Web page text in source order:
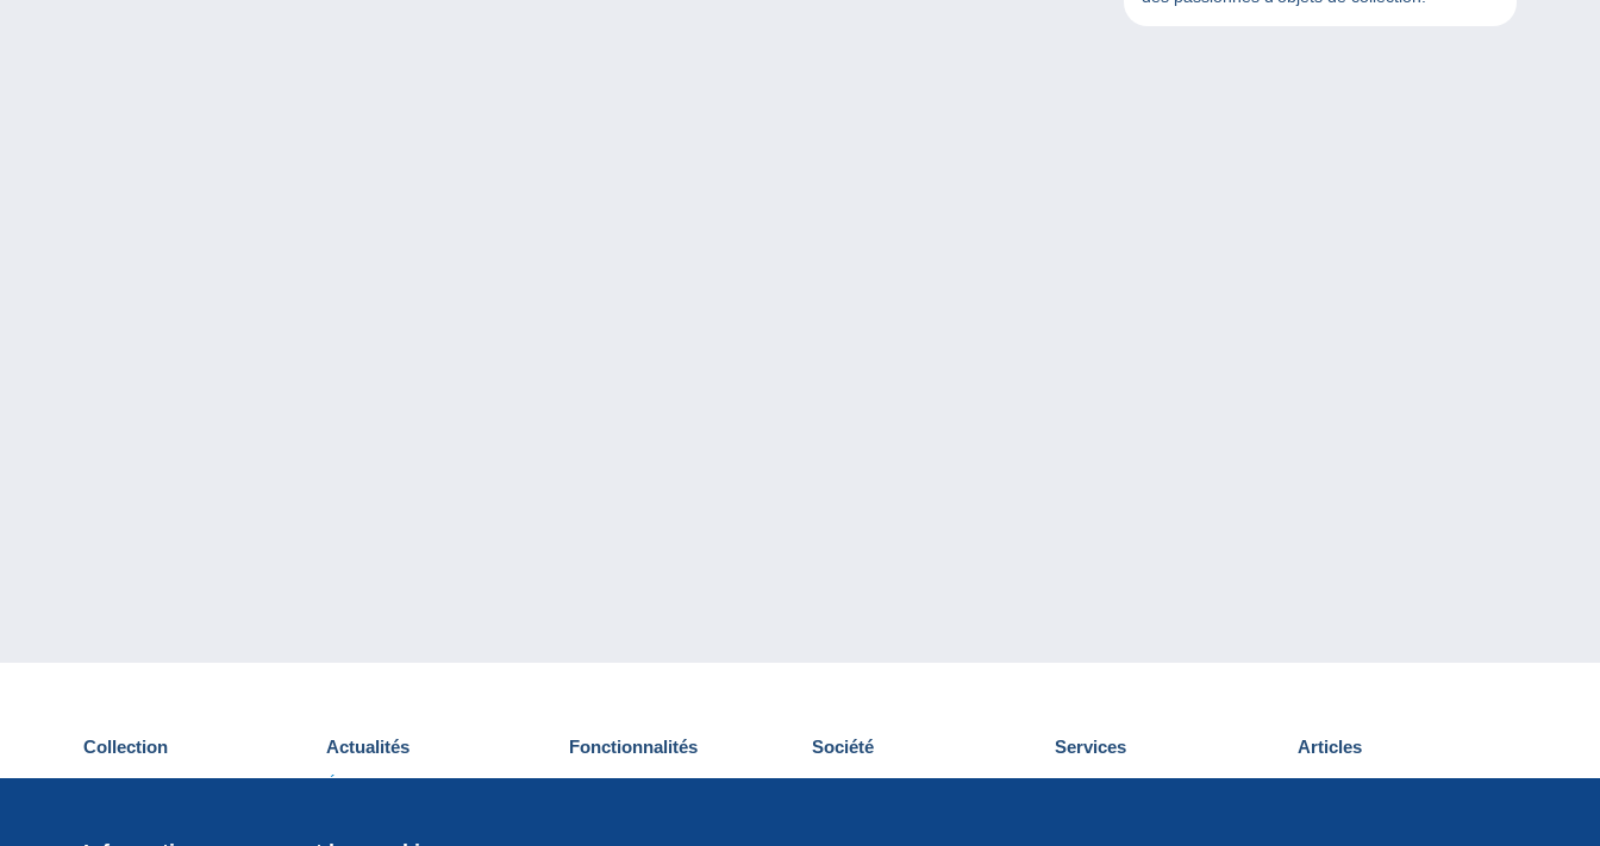
Collection
Cartes postales
Actualités
Événements Delcampe
Fonctionnalités
Nouveautés
Société
Qui sommes-nous
Services
Découvrir Delcampe
Articles